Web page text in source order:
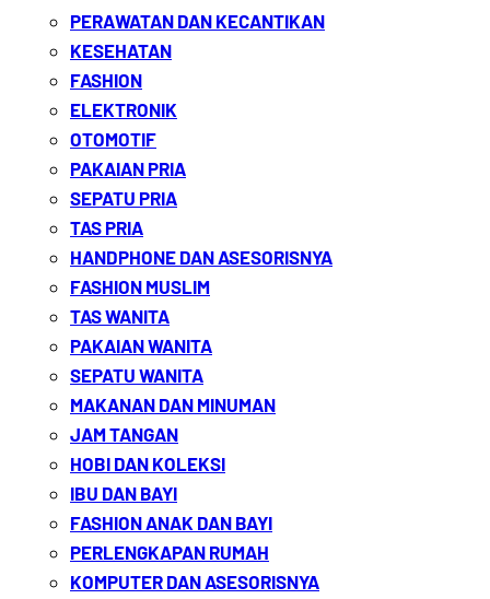
PERAWATAN DAN KECANTIKAN
KESEHATAN
FASHION
ELEKTRONIK
OTOMOTIF
PAKAIAN PRIA
SEPATU PRIA
TAS PRIA
HANDPHONE DAN ASESORISNYA
FASHION MUSLIM
TAS WANITA
PAKAIAN WANITA
SEPATU WANITA
MAKANAN DAN MINUMAN
JAM TANGAN
HOBI DAN KOLEKSI
IBU DAN BAYI
FASHION ANAK DAN BAYI
PERLENGKAPAN RUMAH
KOMPUTER DAN ASESORISNYA